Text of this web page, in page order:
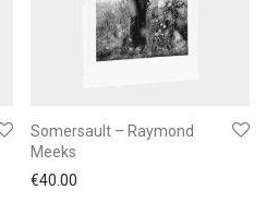
Somersault – Raymond
Meeks
€40.00